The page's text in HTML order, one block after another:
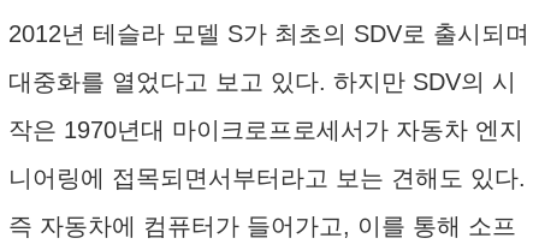
2012년 테슬라 모델 S가 최초의 SDV로 출시되며
대중화를 열었다고 보고 있다. 하지만 SDV의 시
작은 1970년대 마이크로프로세서가 자동차 엔지
니어링에 접목되면서부터라고 보는 견해도 있다.
즉 자동차에 컴퓨터가 들어가고, 이를 통해 소프